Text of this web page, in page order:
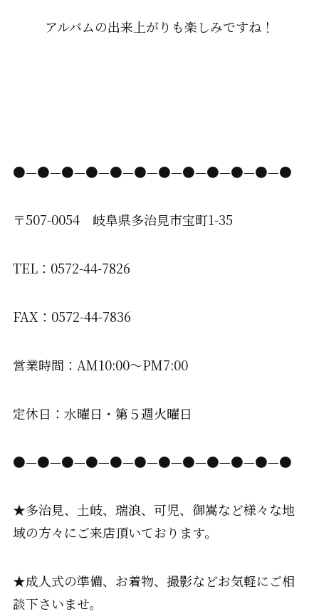
アルバムの出来上がりも楽しみですね！
●—●—●—●—●—●—●—●—●—●—●—●
〒507-0054 岐阜県多治見市宝町1-35
TEL：0572-44-7826
FAX：0572-44-7836
営業時間：AM10:00〜PM7:00
定休日：水曜日・第５週火曜日
●—●—●—●—●—●—●—●—●—●—●—●
★多治見、土岐、瑞浪、可児、御嵩など様々な地
域の方々にご来店頂いております。
★成人式の準備、お着物、撮影などお気軽にご相
談下さいませ。